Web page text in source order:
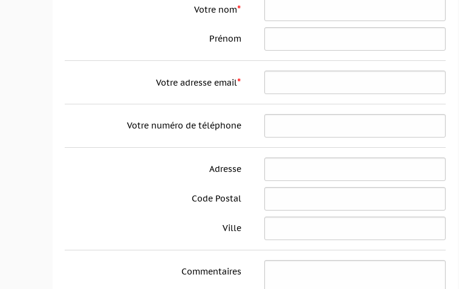
Votre nom*
Prénom
Votre adresse email*
Votre numéro de téléphone
Adresse
Code Postal
Ville
Commentaires